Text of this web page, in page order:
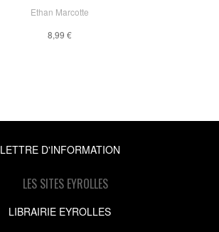
Ethan Marcotte
8,99 €
LETTRE D'INFORMATION
LES SITES EYROLLES
LIBRAIRIE EYROLLES